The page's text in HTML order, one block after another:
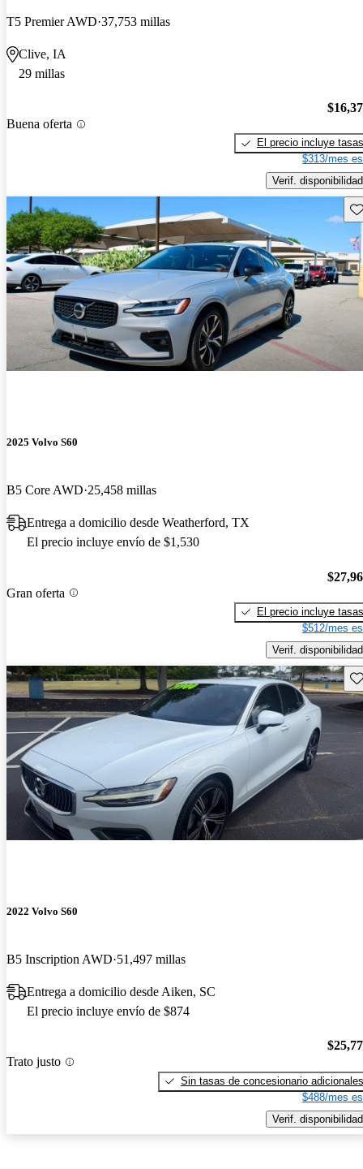
T5 Premier AWD 37,753 millas
Clive, IA
29 millas
Buena oferta
El precio incluye tasas
$313/mes
Verif. disponibilidad
2025 Volvo S60
B5 Core AWD 25,458 millas
Entrega a domicilio desde Weatherford, TX
El precio incluye envío de $1,530
Gran oferta
El precio incluye tasas
$512/mes
Verif. disponibilidad
2022 Volvo S60
B5 Inscription AWD 51,497 millas
Entrega a domicilio desde Aiken, SC
El precio incluye envío de $874
Trato justo
Sin tasas de concesionario adicionales
$488/mes
Verif. disponibilidad